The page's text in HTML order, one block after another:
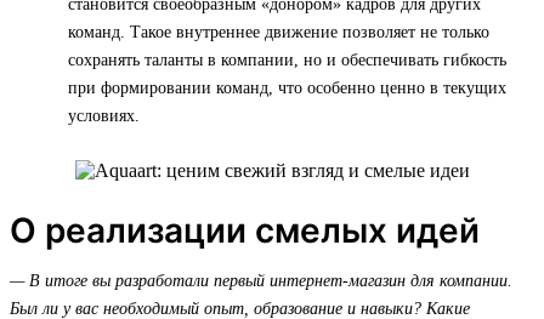
становится своеобразным «донором» кадров для других
команд. Такое внутреннее движение позволяет не только
сохранять таланты в компании, но и обеспечивать гибкость
при формировании команд, что особенно ценно в текущих
условиях.
О реализации смелых идей
— В итоге вы разработали первый интернет-магазин для компании.
Был ли у вас необходимый опыт, образование и навыки? Какие